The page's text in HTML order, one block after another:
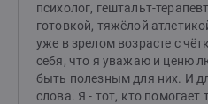
психолог, гештальт-
готовкой, тяжёлой
уже в зрелом возрасте с
себя, что я уважаю и ценю
быть полезным для них. И
слова. Я - тот, кто помогает